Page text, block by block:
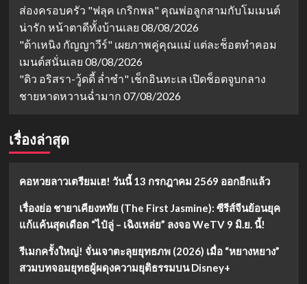
ส่องครอบครัว "ฟลุค เกริกพล" คุณพ่อลูกสามกับโมเมนต์
น่ารัก หน้าตาดีทั้งบ้านเลย 08/08/2026
"ต้าเหนิง กัญญาวีร์" เผยภาพคู่คุณแม่ แต่ละช็อตทำคอม
เมนต์สนั่นเลย 08/08/2026
"ดิว อริสรา-วู้ดดี้ ล่ำซำ" เช็กอินทะเล เปิดช็อตจูบกลาง
ชายหาดหวานฉ่ำมาก 07/08/2026
เรื่องล่าสุด
คอหวยลาวเตรียมเฮ! วันนี้ 13 กรกฎาคม 2569 ออกอีกแล้ว
เรื่องย่อ ชายาเคียงหทัย (The First Jasmine): ซีรีส์จีนย้อนยุค
แก้แค้นสุดเดือด “ไป๋ลู่ – เฉิงเหล่ย” ลงจอ WeTV 9 มิ.ย. นี้!
รีเมกครั้งใหญ่! จั่นเจาตะลุยยุทธภพ (2026) เมื่อ “หยางหยาง”
สวมบทจอมยุทธผู้ผดุงความยุติธรรมบน Disney+